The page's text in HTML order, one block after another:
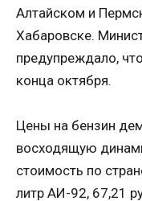
Алтайском и
Хабаровске.
предупреждало,
конца октября.
Цены на бензин
восходящую
стоимость по
литр АИ-92, 67,21